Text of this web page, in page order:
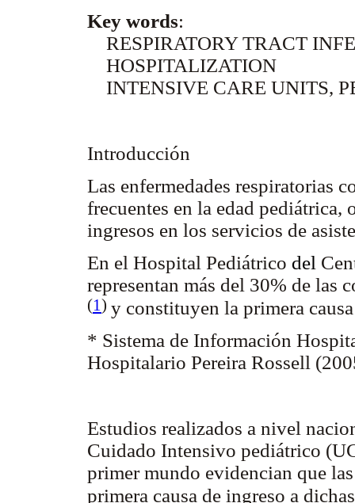
Key words:
RESPIRATORY TRACT
HOSPITALIZATION
INTENSIVE CARE UNITS,
Introducción
Las enfermedades respiratorias
frecuentes en la edad
ingresos en los servicios de
En el Hospital Pediátrico del
representan más del 30% de las
(1) y constituyen la primera
* Sistema de Información
Hospitalario Pereira Rossell
Estudios realizados a nivel
Cuidado Intensivo pediátrico
primer mundo evidencian que
primera causa de ingreso a